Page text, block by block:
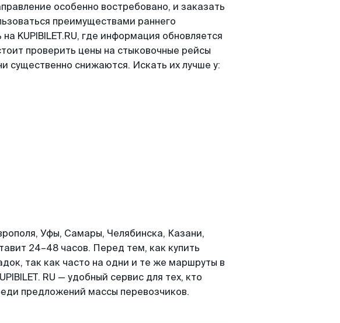
особенно востребовано, и заказать
преимуществами раннего
KUPIBILET.RU, где информация обновляется
проверить цены на стыковочные рейсы
существенно снижаются. Искать их лучше у:
Уфы, Самары, Челябинска, Казани,
24–48 часов. Перед тем, как купить
так как часто на одни и те же маршруты в
RU — удобный сервис для тех, кто
предложений массы перевозчиков.